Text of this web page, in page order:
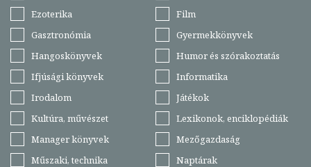
Ezoterika
Film
Gasztronómia
Gyermekkönyvek
Hangoskönyvek
Humor és szórakoztatás
Ifjúsági könyvek
Informatika
Irodalom
Játékok
Kultúra, művészet
Lexikonok, enciklopédiák
Manager könyvek
Mezőgazdaság
Műszaki, technika
Naptárak